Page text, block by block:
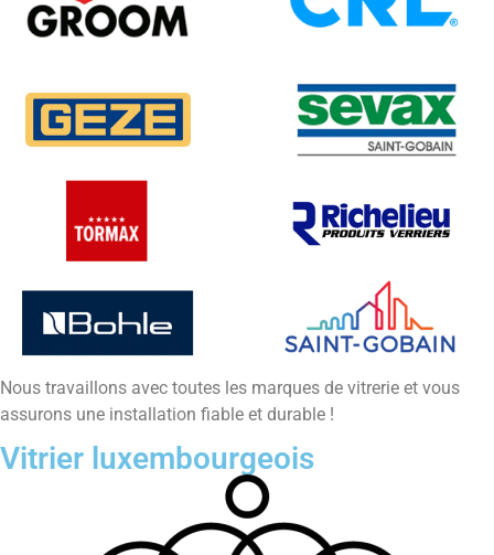
Nous travaillons avec toutes les marques de vitrerie et vous
assurons une installation fiable et durable !
Vitrier luxembourgeois